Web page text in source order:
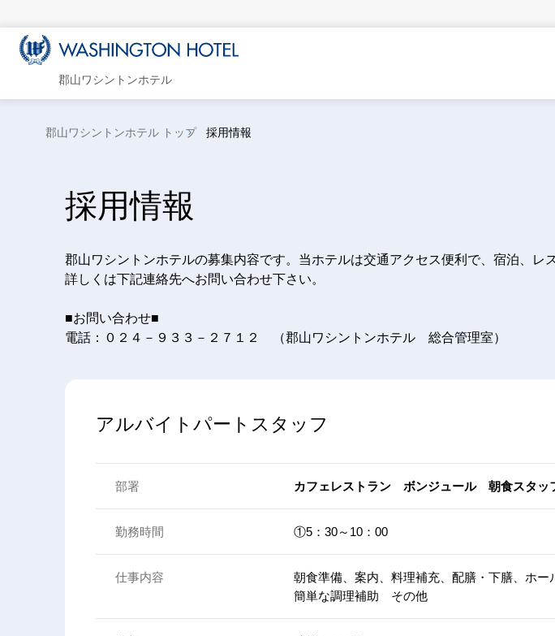
郡山ワシントンホテル
郡山ワシントンホテル トップ 採用情報
採用情報
郡山ワシントンホテルの募集内容です。当ホテルは交通アクセス便利で、宿泊、レ
詳しくは下記連絡先へお問い合わせ下さい。
■お問い合わせ■
電話：０２４－９３３－２７１２ （郡山ワシントンホテル 総合管理室）
アルバイトパートスタッフ
部署 カフェレストラン ボンジュール 朝食スタッ
勤務時間 ①5：30～10：00
仕事内容
朝食準備、案内、料理補充、配膳・下膳、ホー
簡単な調理補助 その他